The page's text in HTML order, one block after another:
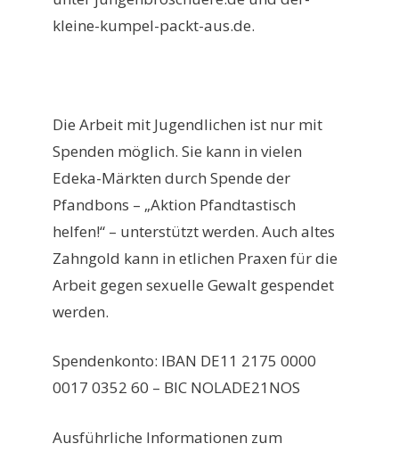
kleine-kumpel-packt-aus.de.
Die Arbeit mit Jugendlichen ist nur mit
Spenden möglich. Sie kann in vielen
Edeka-Märkten durch Spende der
Pfandbons – „Aktion Pfandtastisch
helfen!“ – unterstützt werden. Auch altes
Zahngold kann in etlichen Praxen für die
Arbeit gegen sexuelle Gewalt gespendet
werden.
Spendenkonto: IBAN DE11 2175 0000
0017 0352 60 – BIC NOLADE21NOS
Ausführliche Informationen zum